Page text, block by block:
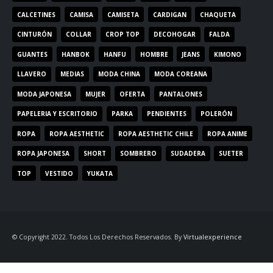
CALCETINES CAMISA CAMISETA CARDIGAN CHAQUETA
CINTURÓN COLLAR CROP TOP DECOHOGAR FALDA
GUANTES HANBOK HANFU HOMBRE JEANS KIMONO
LLAVERO MEDIAS MODA CHINA MODA COREANA
MODA JAPONESA MUJER OFERTA PANTALONES
PAPELERIA Y ESCRITORIO PARKA PENDIENTES POLERÓN
ROPA ROPA AESTHETIC ROPA AESTHETIC CHILE ROPA ANIME
ROPA JAPONESA SHORT SOMBRERO SUDADERA SUETER
TOP VESTIDO YUKATA
© Copyright 2022. Todos Los Derechos Reservados. By Virtualexperience